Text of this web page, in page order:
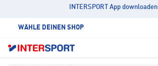
INTERSPORT App downloaden
WÄHLE DEINEN SHOP